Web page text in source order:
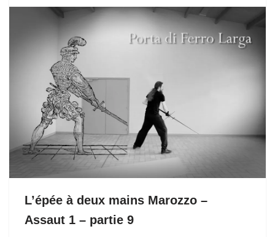
L’épée à deux mains Marozzo –
Assaut 1 – partie 9